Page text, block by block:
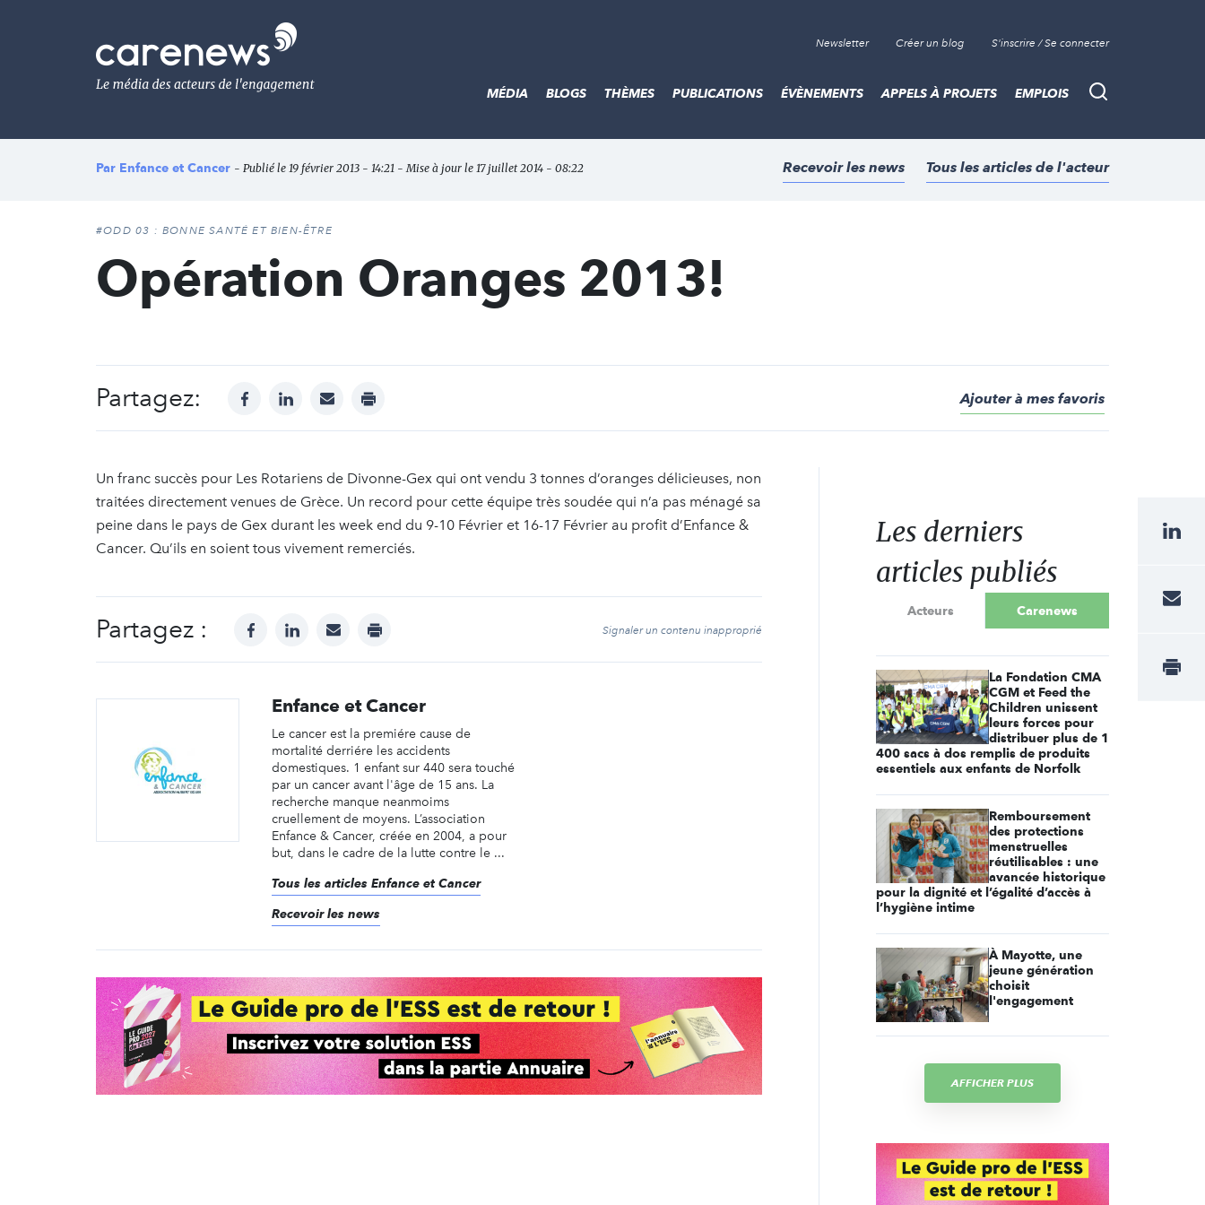
Le
média
de
l'engagement
Newsletter Créer un blog S'inscrire / Se connecter
Recherche
MÉDIA BLOGS THÈMES PUBLICATIONS ÉVÈNEMENTS APPELS À PROJETS EMPLOIS
Par Enfance et Cancer - Publié le 19 février 2013 - 14:21 - Mise à jour le 17 juillet 2014 - 08:22 Recevoir les news Tous les articles de l'acteur
#ODD 03 : BONNE SANTÉ ET BIEN-ÊTRE
Opération Oranges 2013!
Partagez: facebooklinkedinmail print Ajouter à mes favoris
Un franc succès pour Les Rotariens de Divonne-Gex qui ont vendu 3 tonnes d’oranges délicieuses, non
traitées directement venues de Grèce. Un record pour cette équipe très soudée qui n’a pas ménagé sa
peine dans le pays de Gex durant les week end du 9-10 Février et 16-17 Février au profit d’Enfance &
Cancer. Qu’ils en soient tous vivement remerciés.
Partagez : facebooklinkedinmail print Signaler un contenu inapproprié
Enfance et Cancer
Le cancer est la premiére cause de
mortalité derriére les accidents
domestiques. 1 enfant sur 440 sera touché
par un cancer avant l'âge de 15 ans. La
recherche manque neanmoims
cruellement de moyens. L’association
Enfance & Cancer, créée en 2004, a pour
but, dans le cadre de la lutte contre le ...
Tous les articles Enfance et Cancer
Recevoir les news
Les derniers
articles publiés
Acteurs Carenews
La Fondation CMA
CGM et Feed the
Children unissent
leurs forces pour
distribuer plus de 1
400 sacs à dos remplis de produits
essentiels aux enfants de Norfolk
Remboursement
des protections
menstruelles
réutilisables : une
avancée historique
pour la dignité et l’égalité d’accès à
l’hygiène intime
À Mayotte, une
jeune génération
choisit
l'engagement
AFFICHER PLUS